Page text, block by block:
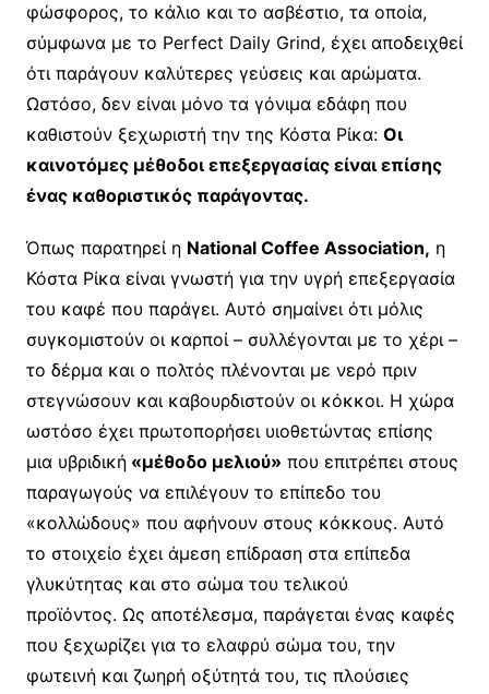
φώσφορος, το κάλιο και το ασβέστιο, τα οποία,
σύμφωνα με το Perfect Daily Grind, έχει αποδειχθεί
ότι παράγουν καλύτερες γεύσεις και αρώματα.
Ωστόσο, δεν είναι μόνο τα γόνιμα εδάφη που
καθιστούν ξεχωριστή την της Κόστα Ρίκα: Οι
καινοτόμες μέθοδοι επεξεργασίας είναι επίσης
ένας καθοριστικός παράγοντας.
Όπως παρατηρεί η National Coffee Association, η
Κόστα Ρίκα είναι γνωστή για την υγρή επεξεργασία
του καφέ που παράγει. Αυτό σημαίνει ότι μόλις
συγκομιστούν οι καρποί – συλλέγονται με το χέρι –
το δέρμα και ο πολτός πλένονται με νερό πριν
στεγνώσουν και καβουρδιστούν οι κόκκοι. Η χώρα
ωστόσο έχει πρωτοπορήσει υιοθετώντας επίσης
μια υβριδική«μέθοδο μελιού» που επιτρέπει στους
παραγωγούς να επιλέγουν το επίπεδο του
«κολλώδους» που αφήνουν στους κόκκους. Αυτό
το στοιχείο έχει άμεση επίδραση στα επίπεδα
γλυκύτητας και στο σώμα του τελικού
προϊόντος. Ως αποτέλεσμα, παράγεται ένας καφές
που ξεχωρίζει για το ελαφρύ σώμα του, την
φωτεινή και ζωηρή οξύτητά του, τις πλούσιες